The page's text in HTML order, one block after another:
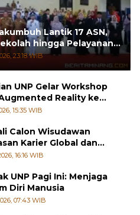
Lantik 17 ASN,
hingga Pelayanan
23:18 WIB
UNP Gelar Workshop
Reality ke
di Padang Pariaman
15:35 WIB
Calon Wisudawan
Karier Global dan
Kreatif
16:16 WIB
UNP Pagi Ini: Menjaga
Diri Manusia
07:43 WIB